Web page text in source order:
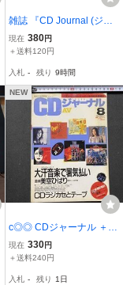
雑誌 『CD Journal (ジャ
ーナル) 2013年3月号』 ■
送120円 表紙＆巻頭：V
(℃-ute) 他○
現在 380円
＋送料120円
入札 - 残り 9時間
NEW
c◎◎ CDジャーナル ＋A
V 1989年8月号 追悼・
美空ひばり / K21
現在 330円
＋送料240円
入札 - 残り 1日